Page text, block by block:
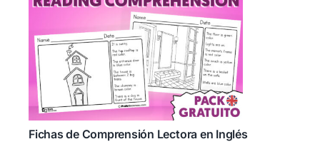
Fichas de Comprensión Lectora en Inglés